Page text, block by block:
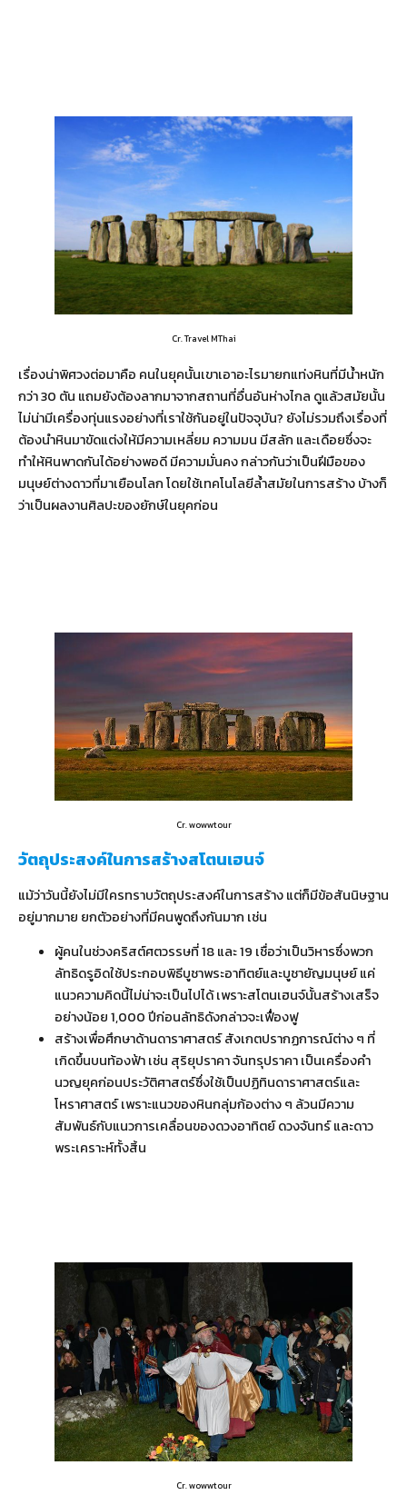
Cr. Travel MThai
เรื่องน่าพิศวงต่อมาคือ คนในยุคนั้นเขาเอาอะไรมายกแท่งหินที่มีน้ำหนัก
กว่า 30 ตัน แถมยังต้องลากมาจากสถานที่อื่นอันห่างไกล ดูแล้วสมัยนั้น
ไม่น่ามีเครื่องทุ่นแรงอย่างที่เราใช้กันอยู่ในปัจจุบัน? ยังไม่รวมถึงเรื่องที่
ต้องนำหินมาขัดแต่งให้มีความเหลี่ยม ความมน มีสลัก และเดือยซึ่งจะ
ทำให้หินพาดกันได้อย่างพอดี มีความมั่นคง กล่าวกันว่าเป็นฝีมือของ
มนุษย์ต่างดาวที่มาเยือนโลก โดยใช้เทคโนโลยีล้ำสมัยในการสร้าง บ้างก็
ว่าเป็นผลงานศิลปะของยักษ์ในยุคก่อน
Cr. wowwtour
วัตถุประสงค์ในการสร้างสโตนเฮนจ์
แม้ว่าวันนี้ยังไม่มีใครทราบวัตถุประสงค์ในการสร้าง แต่ก็มีข้อสันนิษฐาน
อยู่มากมาย ยกตัวอย่างที่มีคนพูดถึงกันมาก เช่น
ผู้คนในช่วงคริสต์ศตวรรษที่ 18 และ 19 เชื่อว่าเป็นวิหารซึ่งพวก
ลัทธิดรูอิดใช้ประกอบพิธีบูชาพระอาทิตย์และบูชายัญมนุษย์ แค่
แนวความคิดนี้ไม่น่าจะเป็นไปได้ เพราะสโตนเฮนจ์นั้นสร้างเสร็จ
อย่างน้อย 1,000 ปีก่อนลัทธิดังกล่าวจะเฟื่องฟู
สร้างเพื่อศึกษาด้านดาราศาสตร์ สังเกตปรากฏการณ์ต่าง ๆ ที่
เกิดขึ้นบนท้องฟ้า เช่น สุริยุปราคา จันทรุปราคา เป็นเครื่องคำ
นวญยุคก่อนประวัติศาสตร์ซึ่งใช้เป็นปฏิทินดาราศาสตร์และ
โหราศาสตร์ เพราะแนวของหินกลุ่มก้องต่าง ๆ ล้วนมีความ
สัมพันธ์กับแนวการเคลื่อนของดวงอาทิตย์ ดวงจันทร์ และดาว
พระเคราะห์ทั้งสิ้น
Cr. wowwtour